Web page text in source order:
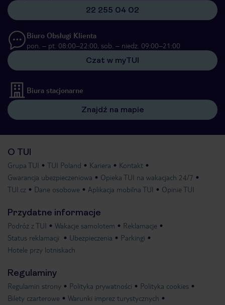
22 255 04 02
Biuro Obsługi Klienta
pon. – pt. 08:00–22:00, sob. – niedz. 09:00–21:00
Czat w myTUI
Biura stacjonarne
Znajdź na mapie
O TUI
Grupa TUI TUI Poland Kariera
Kontakt
Gwarancja ubezpieczeniowa
Opieka TUI na wakacjach 24/7
TUI.cz
Dane osobowe Aplikacja mobilna TUI Opinie TUI
Przydatne informacje
Podróż z TUI Wakacje samolotem
Reklamacje
Status reklamacji
Ubezpieczenia
Parkingi
Hotele przy lotniskach
Regulaminy
Regulamin strony Polityka prywatności
Polityka cookies
Bilety czarterowe
Warunki imprez turystycznych